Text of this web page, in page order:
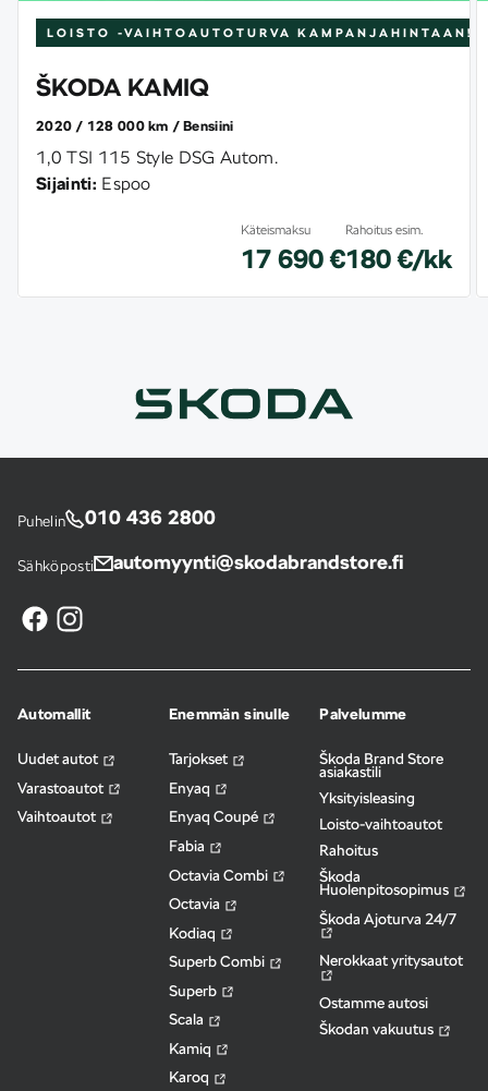
LOISTO -VAIHTOAUTOTURVA KAMPANJAHINTAAN!
ŠKODA KAMIQ
2020 128 000 km Bensiini
1,0 TSI 115 Style DSG Autom.
Sijainti: Espoo
Käteismaksu
17 690 €
Rahoitus esim.
180 €/kk
Puhelin 010 436 2800
Sähköposti automyynti@skodabrandstore.fi
Automallit
Uudet autot
Varastoautot
Vaihtoautot
Enemmän sinulle
Tarjokset
Enyaq
Enyaq Coupé
Fabia
Octavia Combi
Octavia
Kodiaq
Superb Combi
Superb
Scala
Kamiq
Karoq
Palvelumme
Škoda Brand Store
asiakastili
Yksityisleasing
Loisto-vaihtoautot
Rahoitus
Škoda
Huolenpitosopimus
Škoda Ajoturva 24/7
Nerokkaat yritysautot
Ostamme autosi
Škodan vakuutus